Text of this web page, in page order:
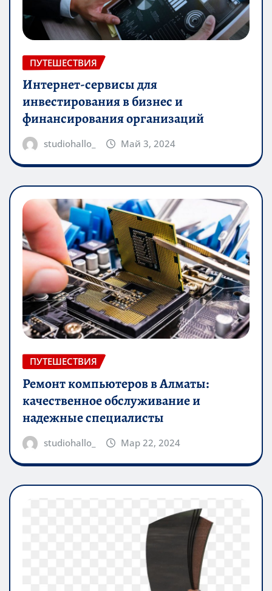
ПУТЕШЕСТВИЯ
Интернет-сервисы для
инвестирования в бизнес и
финансирования организаций
studiohallo_ Май 3, 2024
ПУТЕШЕСТВИЯ
Ремонт компьютеров в Алматы:
качественное обслуживание и
надежные специалисты
studiohallo_ Мар 22, 2024